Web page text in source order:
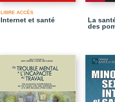
LIBRE ACCÈS
Internet et santé
La
des